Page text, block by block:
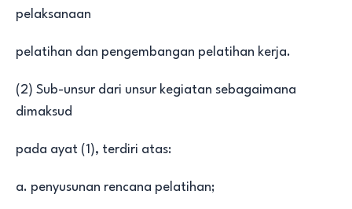
pelaksanaan
pelatihan dan pengembangan pelatihan kerja.
(2) Sub-unsur dari unsur kegiatan sebagaimana
dimaksud
pada ayat (1), terdiri atas:
a. penyusunan rencana pelatihan;